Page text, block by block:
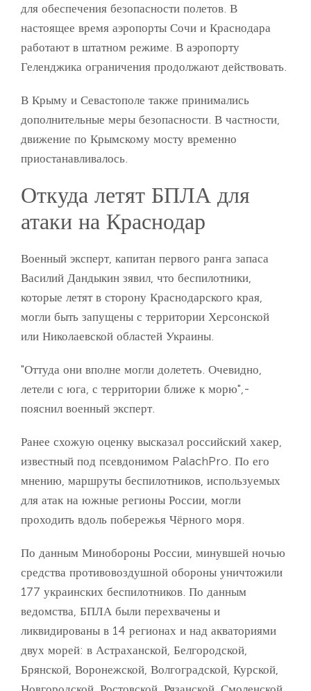
для обеспечения безопасности полетов. В
настоящее время аэропорты Сочи и Краснодара
работают в штатном режиме. В аэропорту
Геленджика ограничения продолжают действовать.
В Крыму и Севастополе также принимались
дополнительные меры безопасности. В частности,
движение по Крымскому мосту временно
приостанавливалось.
Откуда летят БПЛА для
атаки на Краснодар
Военный эксперт, капитан первого ранга запаса
Василий Дандыкин зявил, что беспилотники,
которые летят в сторону Краснодарского края,
могли быть запущены с территории Херсонской
или Николаевской областей Украины.
"Оттуда они вполне могли долететь. Очевидно,
летели с юга, с территории ближе к морю",-
пояснил военный эксперт.
Ранее схожую оценку высказал российский хакер,
известный под псевдонимом PalachPro. По его
мнению, маршруты беспилотников, используемых
для атак на южные регионы России, могли
проходить вдоль побережья Чёрного моря.
По данным Минобороны России, минувшей ночью
средства противовоздушной обороны уничтожили
177 украинских беспилотников. По данным
ведомства, БПЛА были перехвачены и
ликвидированы в 14 регионах и над акваториями
двух морей: в Астраханской, Белгородской,
Брянской, Воронежской, Волгоградской, Курской,